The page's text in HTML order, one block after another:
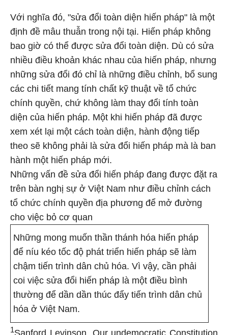
Với nghĩa đó, "sửa đổi toàn diện hiến pháp" là một
định đề mâu thuẫn trong nội tại. Hiến pháp không
bao giờ có thể được sửa đổi toàn diện. Dù có sửa
nhiều điều khoản khác nhau của hiến pháp, nhưng
những sửa đổi đó chỉ là những điều chỉnh, bổ sung
các chi tiết mang tính chất kỹ thuật về tổ chức
chính quyền, chứ không làm thay đổi tính toàn
diện của hiến pháp. Một khi hiến pháp đã được
xem xét lại một cách toàn diện, hành động tiếp
theo sẽ không phải là sửa đổi hiến pháp mà là ban
hành một hiến pháp mới.
Những vấn đề sửa đổi hiến pháp đang được đặt ra
trên bàn nghị sự ở Việt Nam như điều chỉnh cách
tổ chức chính quyền địa phương để mở đường
cho việc bỏ cơ quan
Những mong muốn thần thánh hóa hiến pháp
để níu kéo tốc độ phát triển hiến pháp sẽ làm
chậm tiến trình dân chủ hóa. Vì vậy, cần phải
coi việc sửa đổi hiến pháp là một điều bình
thường để dần dần thúc đẩy tiến trình dân chủ
hóa ở Việt Nam.
1Sanford Levinson. Our undemocratic Constitution